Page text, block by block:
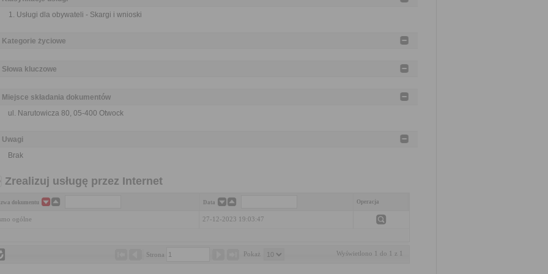
Usługi dla obywateli - Skargi i wnioski
Kategorie życiowe
Słowa kluczowe
Miejsce składania dokumentów
ul. Narutowicza 80, 05-400 Otwock
Uwagi
Brak
Zrealizuj usługę przez Internet
dokumentu Data Operacja
ogólne 27-12-2023 19:03:47
Strona Pokaż Wyświetlono 1 do 1 z 1